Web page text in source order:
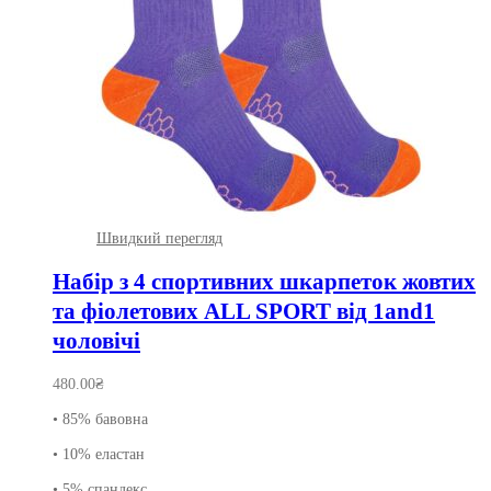
Швидкий перегляд
Набір з 4 спортивних шкарпеток жовтих
та фіолетових ALL SPORT від 1and1
чоловічі
480.00₴
• 85% бавовна
• 10% еластан